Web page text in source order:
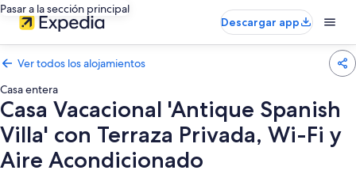
Pasar a la sección principal
Descargar app
Ver todos los alojamientos
Casa entera
Casa Vacacional 'Antique Spanish
Villa' con Terraza Privada, Wi-Fi y
Aire Acondicionado